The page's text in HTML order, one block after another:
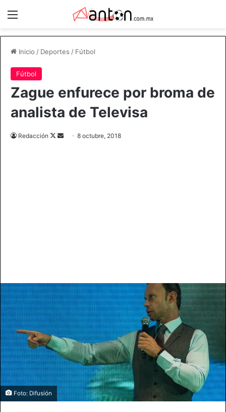
Menú
Inicio / Deportes / Fútbol
Fútbol
Zague enfurece por broma de
analista de Televisa
Redacción
Follow
Send8 octubre, 2018
Foto: Difusión